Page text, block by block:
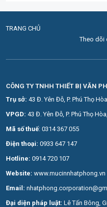
TRANG CHỦ
Theo dõi
CÔNG TY TNHH THIẾT BỊ VĂN
Trụ sở: 43 Đ. Yên Đỗ, P. Phú Thọ
VPGD: 43 Đ. Yên Đỗ, P. Phú Thọ
Mã số thuế: 0314 367 055
Điện thoại: 0933 647 147
Hotline: 0914 720 107
Website: www.mucinnhatphong.vn
Email:
Đại diện pháp luật: Lê Tấn Bông,